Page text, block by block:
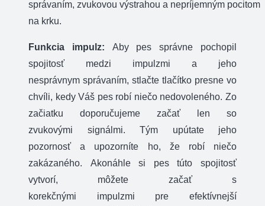
správaním, zvukovou výstrahou a nepríjemným pocitom
na krku.
Funkcia impulz: Aby pes správne
pochopil
spojitosť
medzi impulzmi a
jeho
nesprávnym správaním, stlačte tlačítko presne vo
chvíli, kedy Váš pes robí niečo nedovoleného.Zo
začiatku doporučujeme
začať
len so
zvukovými
signálmi. Tým upútate
jeho
pozornosť
a upozorníte ho, že robí
niečo
zakázaného. Akonáhle si pes túto
spojitosť
vytvorí, môžete
začať s
korekčnými
impulzmi pre
efektívnejší